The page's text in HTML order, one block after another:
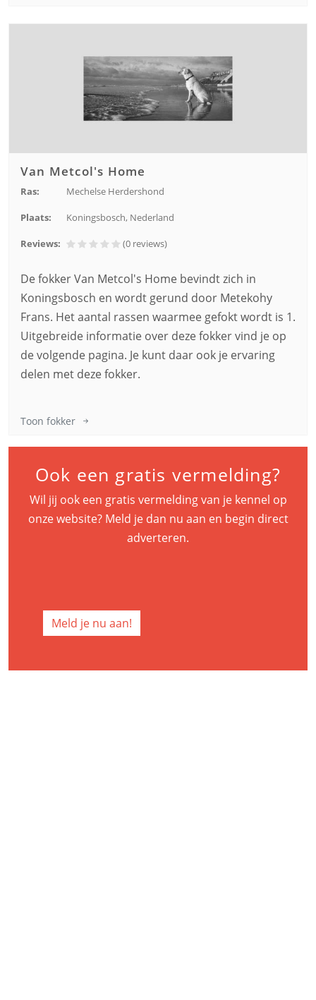
Van Metcol's Home
Ras: Mechelse Herdershond
Plaats: Koningsbosch, Nederland
Reviews: (0 reviews)
De fokker Van Metcol's Home bevindt zich in
Koningsbosch en wordt gerund door Metekohy
Frans. Het aantal rassen waarmee gefokt wordt is 1.
Uitgebreide informatie over deze fokker vind je op
de volgende pagina. Je kunt daar ook je ervaring
delen met deze fokker.
Toon fokker
Ook een gratis vermelding?
Wil jij ook een gratis vermelding van je kennel op
onze website? Meld je dan nu aan en begin direct
adverteren.
Meld je nu aan!